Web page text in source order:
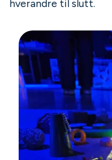
hverandre til slutt.